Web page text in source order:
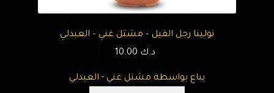
نولينا رجل الفيل – مشتل غني – العبدلي
د.ك
يباع بواسطة مشتل غني - العبدلي